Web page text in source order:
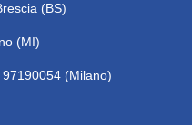
(BS)
(MI)
(Milano)